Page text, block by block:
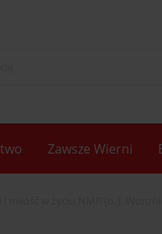
Zawsze Wierni